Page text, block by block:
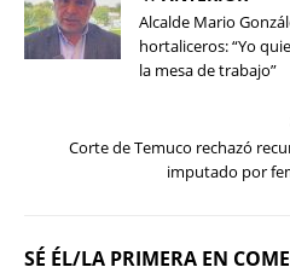
Alcalde Mario
hortaliceros: “Yo
la mesa de trabajo”
Corte de Temuco rechazó
imputado por
SÉ ÉL/LA PRIMERA EN